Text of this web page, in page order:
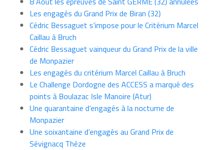
Les engagés du Grand Prix de Biran (32)
Cédric Bessaguet s’impose pour le Critérium Marcel
Caillau à Bruch
Cédric Bessaguet vainqueur du Grand Prix de la ville
de Monpazier
Les engagés du critérium Marcel Caillau à Bruch
Le Challenge Dordogne des ACCESS a marqué des
points à Boulazac Isle Manoire (Atur)
Une quarantaine d’engagés à la nocturne de
Monpazier
Une soixantaine d’engagés au Grand Prix de
Sévignacq Théze